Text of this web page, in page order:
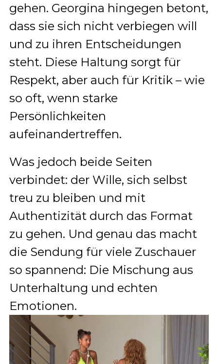
gehen. Georgina hingegen betont,
dass sie sich nicht verbiegen will
und zu ihren Entscheidungen
steht. Diese Haltung sorgt für
Respekt, aber auch für Kritik – wie
so oft, wenn starke
Persönlichkeiten
aufeinandertreffen.
Was jedoch beide Seiten
verbindet: der Wille, sich selbst
treu zu bleiben und mit
Authentizität durch das Format
zu gehen. Und genau das macht
die Sendung für viele Zuschauer
so spannend: Die Mischung aus
Unterhaltung und echten
Emotionen.